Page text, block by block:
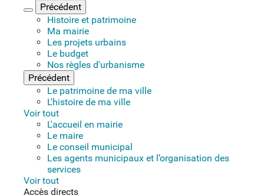
Fermer le menu
Précédent
Histoire et patrimoine
Ma mairie
Les projets urbains
Le budget
Nos règles d'urbanisme
Précédent
Le patrimoine de ma ville
L'histoire de ma ville
Voir tout
L'accueil en mairie
Le maire
Le conseil municipal
Les agents municipaux et l’organisation des
services
Voir tout
Accès directs